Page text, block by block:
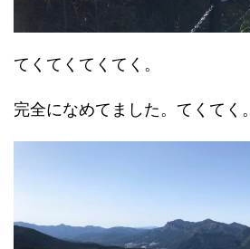
てくてくてくてく。
完全になめてました。てくてく。